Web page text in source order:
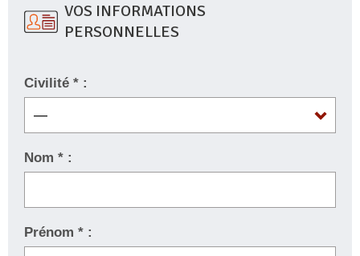
VOS INFORMATIONS
PERSONNELLES
Civilité * :
Nom * :
Prénom * :